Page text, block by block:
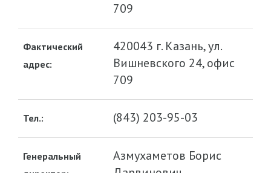
709
Фактический
адрес:
420043 г. Казань, ул.
Вишневского 24, офис
709
Тел.: (843) 203-95-03
Генеральный
Азмухаметов Борис